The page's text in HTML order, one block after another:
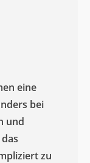
eine
bei
und
zu